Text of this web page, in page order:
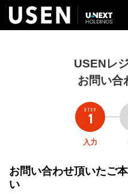
USENレ
お問い合
入力
お問い合わせ頂いたご
い